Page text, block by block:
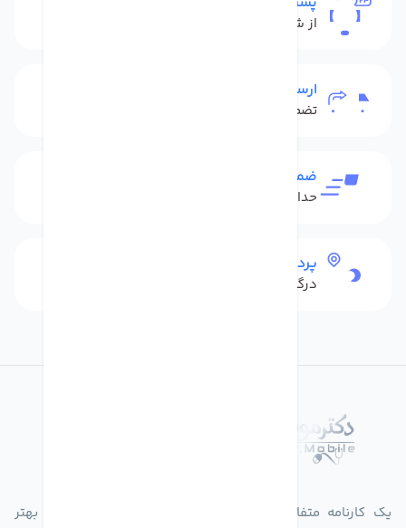
از شنبه تا پنج شنبه
ارسال به سراسر کشور
تضمین بهترین قیمت
ضمانت بازگشت کالا
حداکثر 48 ساعت بعداز تحویل
پرداخت امن
درگاه بانکی شاپرک
یک کارنامه متفاوت از زندگیت ثبت کن برای ارایه خدمات بهتر